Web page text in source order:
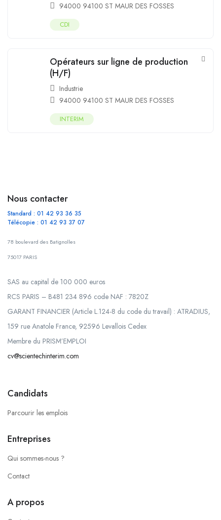
94000 94100 ST MAUR DES FOSSES
CDI
Opérateurs sur ligne de production
(H/F)
Industrie
94000 94100 ST MAUR DES FOSSES
INTERIM
Nous contacter
Standard : 01 42 93 36 35
Télécopie : 01 42 93 37 07
78 boulevard des Batignolles
75017 PARIS
SAS au capital de 100 000 euros
RCS PARIS – B481 234 896 code NAF : 7820Z
GARANT FINANCIER (Article L.124-8 du code du travail) : ATRADIUS,
159 rue Anatole France, 92596 Levallois Cedex
Membre du PRISM’EMPLOI
cv@scientechinterim.com
Candidats
Parcourir les emplois
Entreprises
Qui sommes-nous ?
Contact
A propos